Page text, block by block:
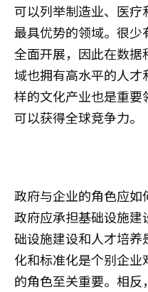
可以列举制造业、医
最具优势的领域。很
全面开展，因此在数
域也拥有高水平的人
样的文化产业也是重要
可以获得全球竞争力。
政府与企业的角色应如
政府应承担基础设施
础设施建设和人才培
化和标准化是个别企
的角色至关重要。相